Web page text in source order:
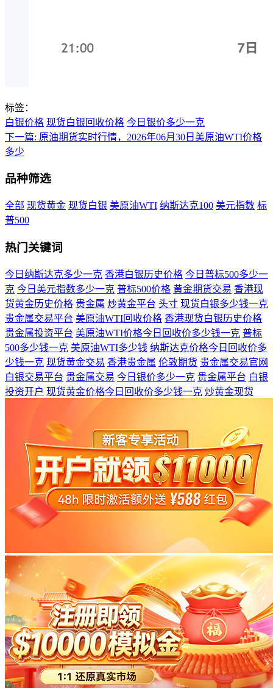
标签：
白银价格 现货白银回收价格 今日银价多少一克
下一篇: 原油期货实时行情，2026年06月30日美原油WTI价格
多少
品种筛选
全部 现货黄金 现货白银 美原油WTI 纳斯达克100 美元指数 标
普500
热门关键词
今日纳斯达克多少一克 香港白银历史价格 今日普标500多少一
克 今日美元指数多少一克 普标500价格 黄金期货交易 香港现
货黄金历史价格 贵金属 炒黄金平台 头寸 现货白银多少钱一克
贵金属交易平台 美原油WTI回收价格 香港现货白银历史价格
贵金属投资平台 美原油WTI价格今日回收价多少钱一克 普标
500多少钱一克 美原油WTI多少钱 纳斯达克价格今日回收价多
少钱一克 现货黄金交易 香港贵金属 伦敦期货 贵金属交易官网
白银交易平台 贵金属交易 今日银价多少一克 贵金属平台 白银
投资开户 现货黄金价格今日回收价多少钱一克 炒黄金现货